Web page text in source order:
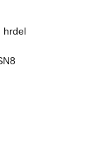
hrdel